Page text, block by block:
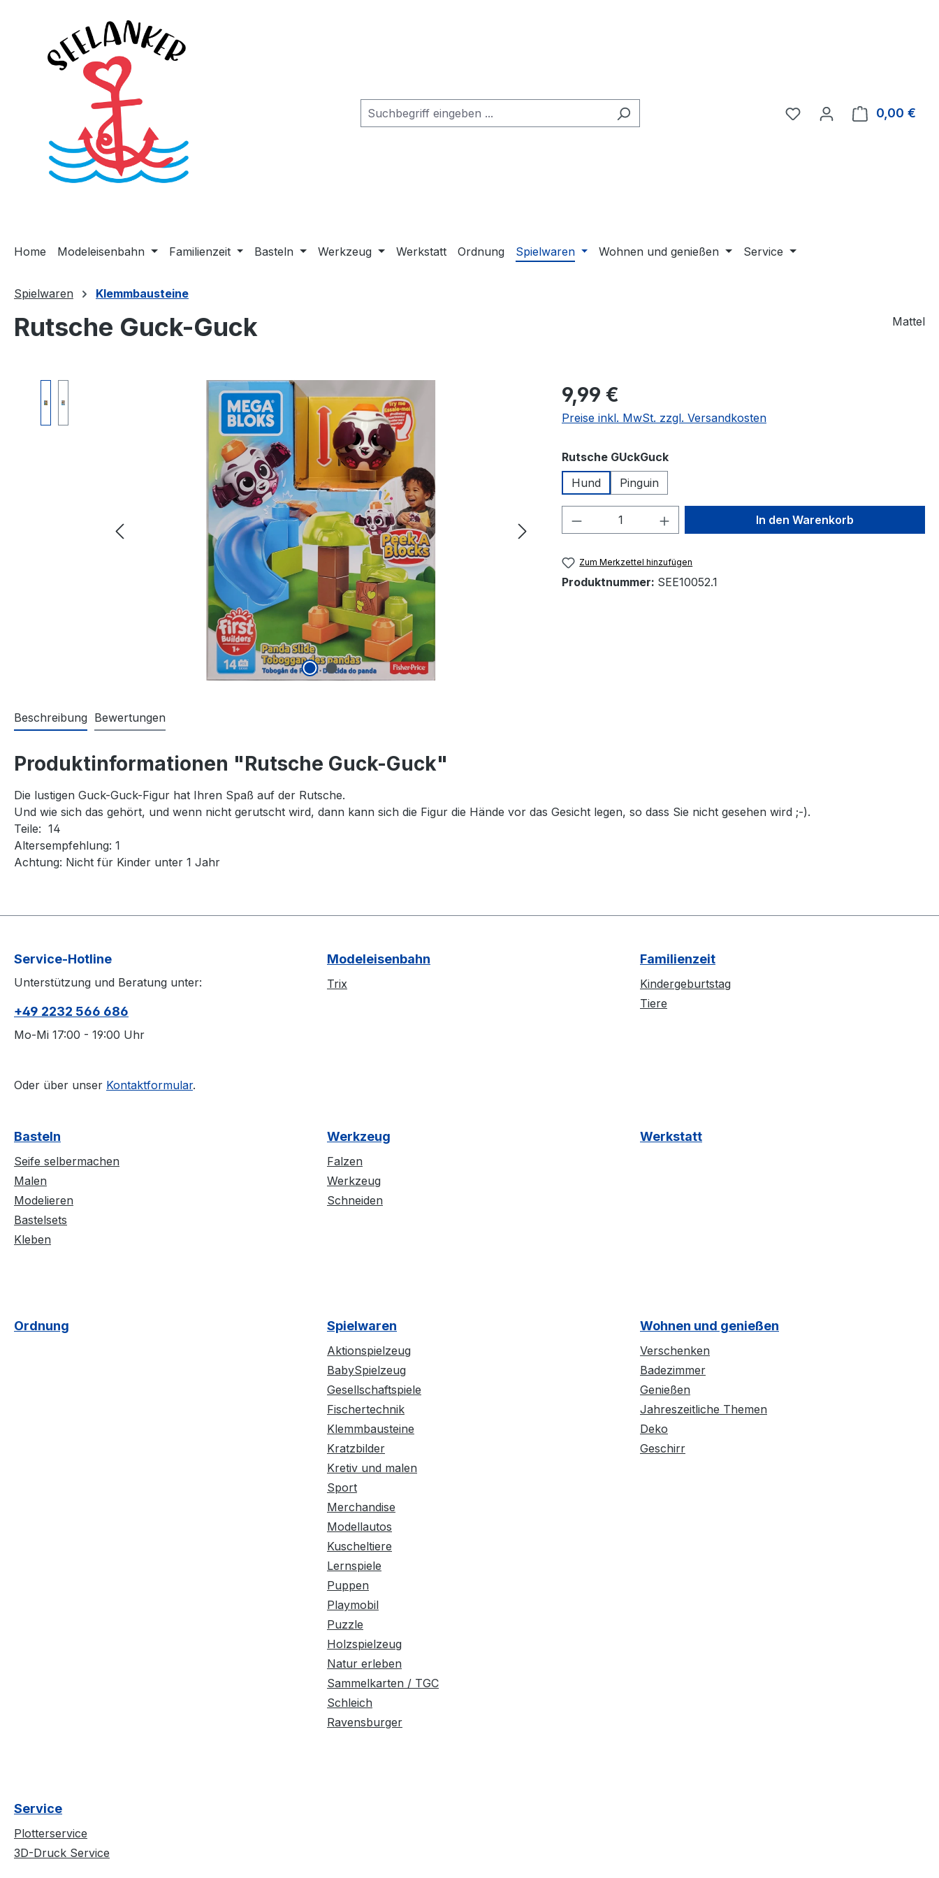
Du hast 0 Produkte auf
0,00 €
Home Modeleisenbahn Familienzeit Basteln Werkzeug Werkstatt Ordnung Spielwaren Wohnen und genießen Service
Spielwaren Klemmbausteine
Rutsche Guck-Guck Mattel
Regulärer Preis:
9,99 €
Preise inkl. MwSt. zzgl. Versandkosten
Rutsche GUckGuckauswählen
Hund
Pinguin
Produkt Anzahl: Gib den gewünschten Wert
In den Warenkorb
Zum Merkzettel hinzufügen
Produktnummer: SEE10052.1
Beschreibung Bewertungen
Produktinformationen "Rutsche Guck-Guck"
Die lustigen Guck-Guck-Figur hat Ihren Spaß auf der Rutsche.
Und wie sich das gehört, und wenn nicht gerutscht wird, dann kann sich die Figur die Hände vor das Gesicht legen, so dass Sie nicht gesehen wird ;-).
Teile: 14
Altersempfehlung: 1
Achtung: Nicht für Kinder unter 1 Jahr
Service-Hotline
Unterstützung und Beratung unter:
+49 2232 566 686
Mo-Mi 17:00 - 19:00 Uhr
Oder über unser Kontaktformular.
Modeleisenbahn
Trix
Familienzeit
Kindergeburtstag
Tiere
Basteln
Seife selbermachen
Malen
Modelieren
Bastelsets
Kleben
Werkzeug
Falzen
Werkzeug
Schneiden
Werkstatt
Ordnung Spielwaren
Aktionspielzeug
BabySpielzeug
Gesellschaftspiele
Fischertechnik
Klemmbausteine
Kratzbilder
Kretiv und malen
Sport
Merchandise
Modellautos
Kuscheltiere
Lernspiele
Puppen
Playmobil
Puzzle
Holzspielzeug
Natur erleben
Sammelkarten / TGC
Schleich
Ravensburger
Wohnen und genießen
Verschenken
Badezimmer
Genießen
Jahreszeitliche Themen
Deko
Geschirr
Service
Plotterservice
3D-Druck Service